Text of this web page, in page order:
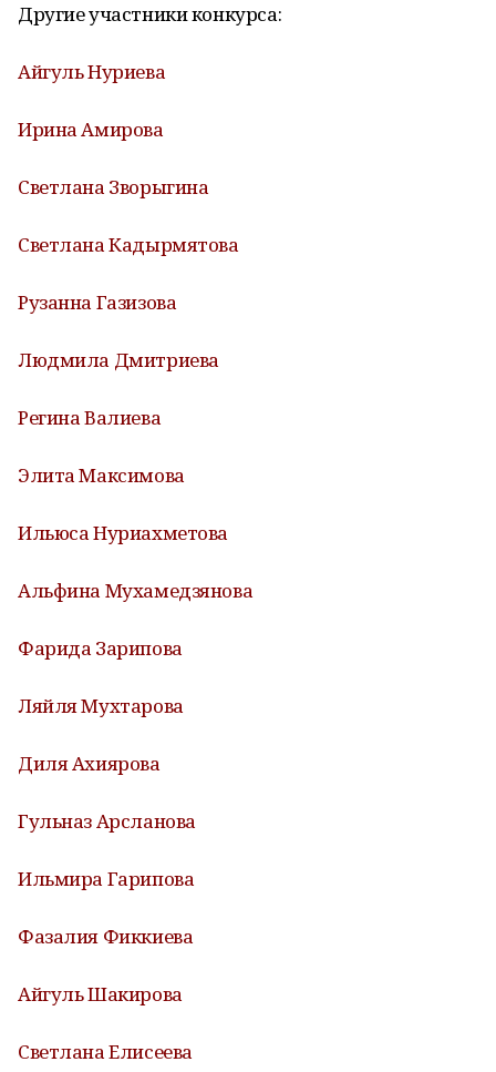
Другие участники конкурса:
Айгуль Нуриева
Ирина Амирова
Светлана Зворыгина
Светлана Кадырмятова
Рузанна Газизова
Людмила Дмитриева
Регина Валиева
Элита Максимова
Ильюса Нуриахметова
Альфина Мухамедзянова
Фарида Зарипова
Ляйля Мухтарова
Диля Ахиярова
Гульназ Арсланова
Ильмира Гарипова
Фазалия Фиккиева
Айгуль Шакирова
Светлана Елисеева